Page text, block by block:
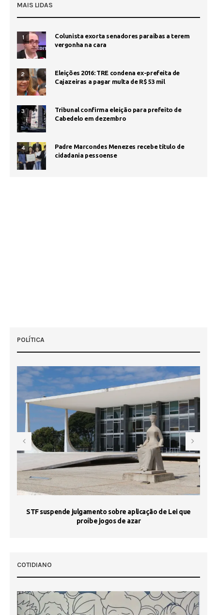
MAIS LIDAS
1
Colunista exorta senadores paraíbas a terem
vergonha na cara
2
Eleições 2016: TRE condena ex-prefeita de
Cajazeiras a pagar multa de R$ 53 mil
3
Tribunal confirma eleição para prefeito de
Cabedelo em dezembro
4
Padre Marcondes Menezes recebe título de
cidadania pessoense
POLÍTICA
STF suspende julgamento sobre aplicação de Lei que
proíbe jogos de azar
COTIDIANO